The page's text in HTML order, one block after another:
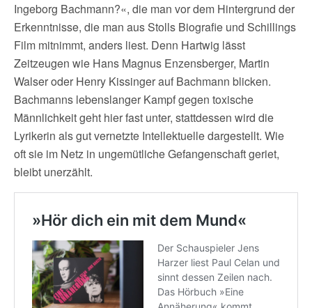
Ingeborg Bachmann?«, die man vor dem Hintergrund der
Erkenntnisse, die man aus Stolls Biografie und Schillings
Film mitnimmt, anders liest. Denn Hartwig lässt
Zeitzeugen wie Hans Magnus Enzensberger, Martin
Walser oder Henry Kissinger auf Bachmann blicken.
Bachmanns lebenslanger Kampf gegen toxische
Männlichkeit geht hier fast unter, stattdessen wird die
Lyrikerin als gut vernetzte Intellektuelle dargestellt. Wie
oft sie im Netz in ungemütliche Gefangenschaft geriet,
bleibt unerzählt.